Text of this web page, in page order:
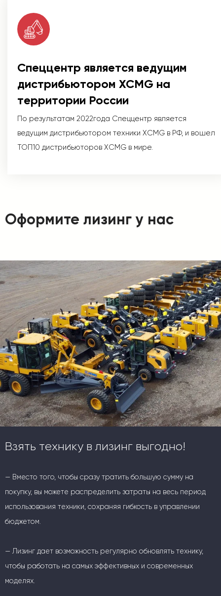
Спеццентр является ведущим
дистрибьютором XCMG на
территории России
По результатам 2022года Спеццентр является
ведущим дистрибьютором техники XCMG в РФ, и вошел
ТОП10 дистрибьюторов XCMG в мире.
Оформите лизинг у нас
Взять технику в лизинг выгодно!
— Вместо того, чтобы сразу тратить большую сумму на
покупку, вы можете распределить затраты на весь период
использования техники, сохраняя гибкость в управлении
бюджетом.
— Лизинг дает возможность регулярно обновлять технику,
чтобы работать на самых эффективных и современных
моделях.